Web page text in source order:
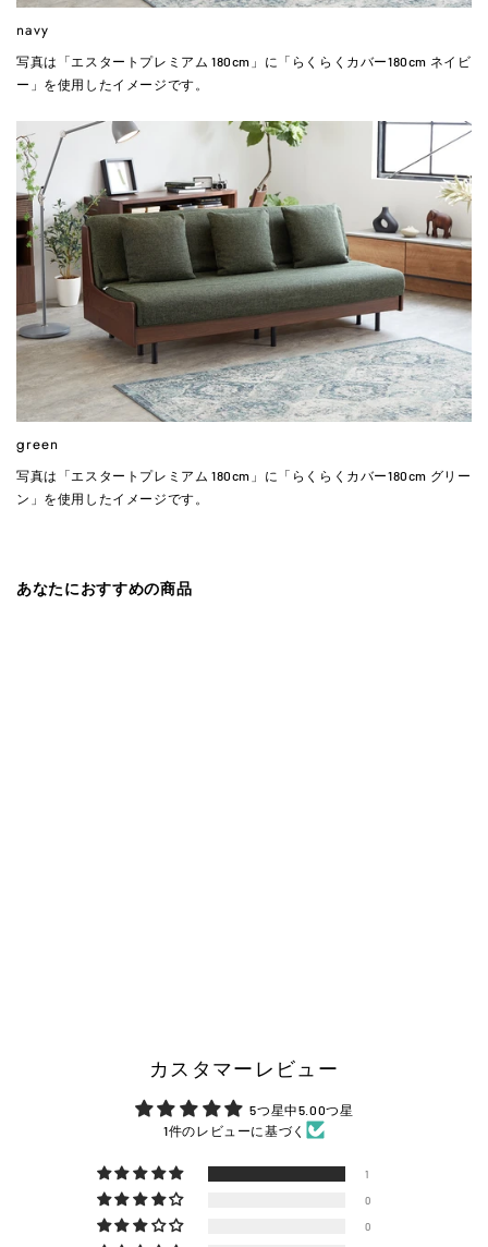
navy
写真は「エスタートプレミアム 180cm」に「らくらくカバー180cm ネイビ
ー」を使用したイメージです。
green
写真は「エスタートプレミアム 180cm」に「らくらくカバー180cm グリー
ン」を使用したイメージです。
あなたにおすすめの商品
カスタマーレビュー
5つ星中5.00つ星
1件のレビューに基づく
1
0
0